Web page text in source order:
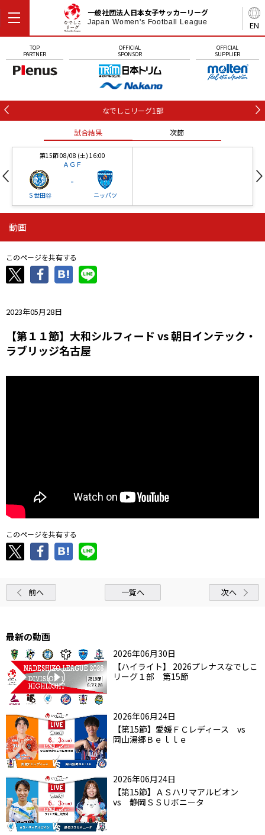
EN
一般社団法人日本女子サッカーリーグ
Japan Women's Football League
TOP
PARTNER
OFFICIAL
SPONSOR
OFFICIAL
SUPPLIER
なでしこリーグ1部
試合結果 次節
第15節 08/08 (土) 16:00
ＡＧＦ
Ｓ世田谷
-
ニッパツ
ニッパツ
ニッパツ
-
石人の星
動画
このページを共有する
2023年05月28日
【第１１節】大和シルフィード vs 朝日インテック・
ラブリッジ名古屋
このページを共有する
前へ 一覧へ 次へ
最新の動画
2026年06月30日
【ハイライト】 2026プレナスなでしこ
リーグ１部 第15節
2026年06月24日
【第15節】愛媛ＦＣレディース vs
岡山湯郷Ｂｅｌｌｅ
2026年06月24日
【第15節】ＡＳハリマアルビオン
vs 静岡ＳＳＵボニータ